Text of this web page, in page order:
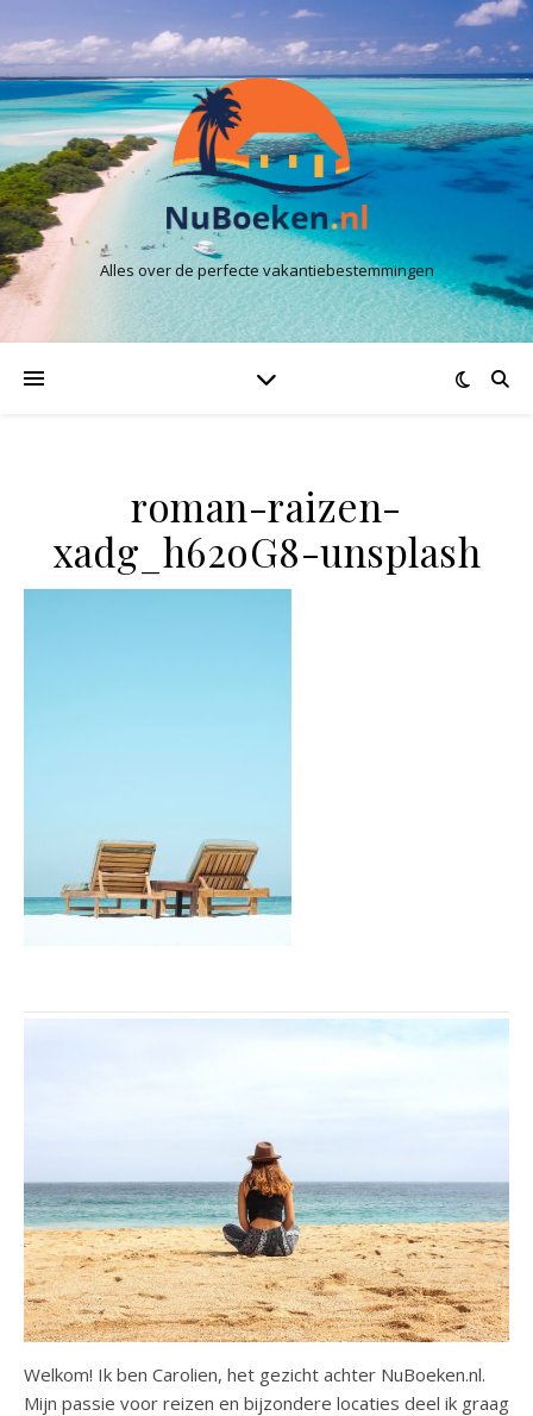
Alles over de perfecte vakantiebestemmingen
roman-raizen-
xadg_h62oG8-unsplash
Welkom! Ik ben Carolien, het gezicht achter NuBoeken.nl.
Mijn passie voor reizen en bijzondere locaties deel ik graag